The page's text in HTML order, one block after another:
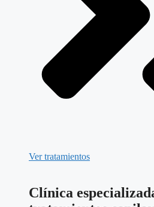
Ver tratamientos
Clínica